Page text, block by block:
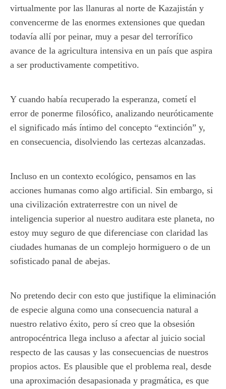
virtualmente por las llanuras al norte de Kazajistán y
convencerme de las enormes extensiones que quedan
todavía allí por peinar, muy a pesar del terrorífico
avance de la agricultura intensiva en un país que aspira
a ser productivamente competitivo.
Y cuando había recuperado la esperanza, cometí el
error de ponerme filosófico, analizando neuróticamente
el significado más íntimo del concepto “extinción” y,
en consecuencia, disolviendo las certezas alcanzadas.
Incluso en un contexto ecológico, pensamos en las
acciones humanas como algo artificial. Sin embargo, si
una civilización extraterrestre con un nivel de
inteligencia superior al nuestro auditara este planeta, no
estoy muy seguro de que diferenciase con claridad las
ciudades humanas de un complejo hormiguero o de un
sofisticado panal de abejas.
No pretendo decir con esto que justifique la eliminación
de especie alguna como una consecuencia natural a
nuestro relativo éxito, pero sí creo que la obsesión
antropocéntrica llega incluso a afectar al juicio social
respecto de las causas y las consecuencias de nuestros
propios actos. Es plausible que el problema real, desde
una aproximación desapasionada y pragmática, es que